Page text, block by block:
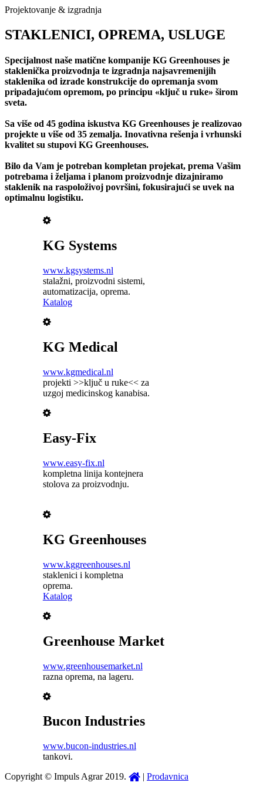
Projektovanje & izgradnja
STAKLENICI, OPREMA, USLUGE
Specijalnost naše matične kompanije KG Greenhouses je
staklenička proizvodnja te izgradnja najsavremenijih
staklenika od izrade konstrukcije do opremanja svom
pripadajućom opremom, po principu «ključ u ruke» širom
sveta.
Sa više od 45 godina iskustva KG Greenhouses je realizovao
projekte u više od 35 zemalja. Inovativna rešenja i vrhunski
kvalitet su stupovi KG Greenhouses.
Bilo da Vam je potreban kompletan projekat, prema Vašim
potrebama i željama i planom proizvodnje dizajniramo
staklenik na raspoloživoj površini, fokusirajući se uvek na
optimalnu logistiku.
KG Systems
www.kgsystems.nl
stalažni, proizvodni sistemi,
automatizacija, oprema.
Katalog
KG Medical
www.kgmedical.nl
projekti >>ključ u ruke<< za
uzgoj medicinskog kanabisa.
Easy-Fix
www.easy-fix.nl
kompletna linija kontejnera
stolova za proizvodnju.
KG Greenhouses
www.kggreenhouses.nl
staklenici i kompletna
oprema.
Katalog
Greenhouse Market
www.greenhousemarket.nl
razna oprema, na lageru.
Bucon Industries
www.bucon-industries.nl
tankovi.
Copyright © Impuls Agrar 2019.
| Prodavnica